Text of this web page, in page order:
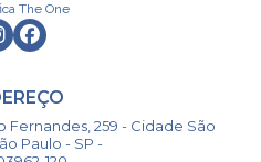
259 - Cidade São
Paulo - SP -